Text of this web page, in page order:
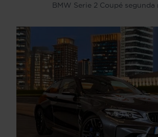
BMW Serie 2 Coupé segunda